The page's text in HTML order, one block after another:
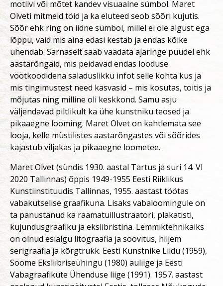
motiivi või mõtet kandev visuaalne sümbol. Maret
Olveti mitmeid töid ja ka eluteed seob sõõri kujutis.
Sõõr ehk ring on iidne sümbol, millel ei ole algust ega
lõppu, vaid mis aina edasi kestab ja endas kõike
ühendab. Sarnaselt saab vaadata ajaringe puudel ehk
aastarõngaid, mis peidavad endas looduse
vöötkoodidena saladuslikku infot selle kohta kus ja
mis tingimustest need kasvasid – mis kosutas, toitis ja
mõjutas ning milline oli keskkond. Samu asju
väljendavad piltlikult ka ühe kunstniku teosed ja
pikaaegne looming. Maret Olvet on kahtlemata see
looja, kelle müstilistes aastarõngastes või sõõrides
kajastub viljakas ja pikaaegne loometee.
Maret Olvet (sündis 1930. aastal Tartus ja suri 14. VI
2020 Tallinnas) õppis 1949-1955 Eesti Riiklikus
Kunstiinstituudis Tallinnas, 1955. aastast töötas
vabakutselise graafikuna. Lisaks vabaloomingule on
ta panustanud ka raamatuillustraatori, plakatisti,
kujundusgraafiku ja ekslibristina. Lemmiktehnikaiks
on olnud esialgu litograafia ja söövitus, hiljem
serigraafia ja kõrgtrükk. Eesti Kunstnike Liidu (1959),
Soome Eksliibriseühingu (1980) auliige ja Eesti
Vabagraafikute Ühenduse liige (1991). 1957. aastast